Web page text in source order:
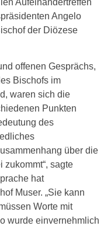
Aufeinandertreffen
Angelo
der Diözese
offenen Gesprächs,
Bischofs im
waren sich die
Punkten
des
über die
zukommt“, sagte
hat
Muser. „Sie kann
Worte mit
wurde einvernehmlich